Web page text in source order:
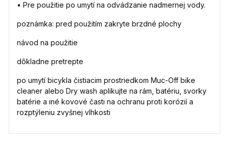
• Pre použitie po umytí na odvádzanie nadmernej vody.
poznámka: pred použitím zakryte brzdné plochy
návod na použitie
dôkladne pretrepte
po umytí bicykla čistiacim prostriedkom Muc-Off bike
cleaner alebo Dry wash aplikujte na rám, batériu, svorky
batérie a iné kovové časti na ochranu proti korózií a
rozptýleniu zvyšnej vlhkosti